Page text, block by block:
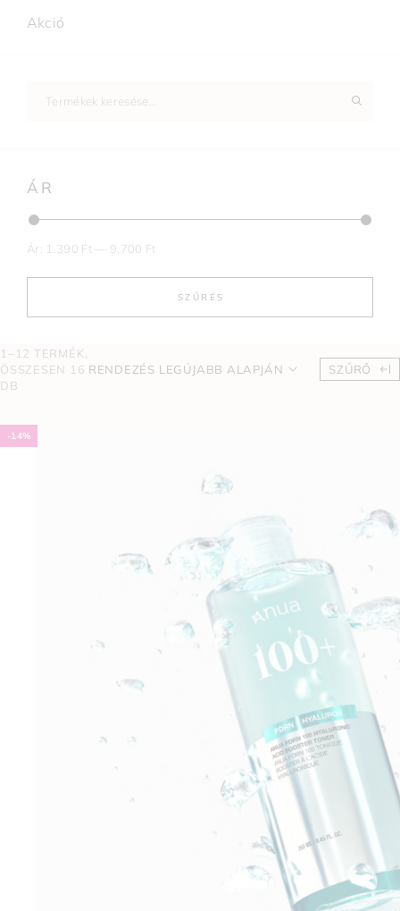
Akció
ÁR
SZŰRÉS
Ár: 1.390 Ft 9.700 Ft
1–12 TERMÉK,
ÖSSZESEN 16
DB
RENDEZÉS LEGÚJABB ALAPJÁN SZŰRŐ
-14%